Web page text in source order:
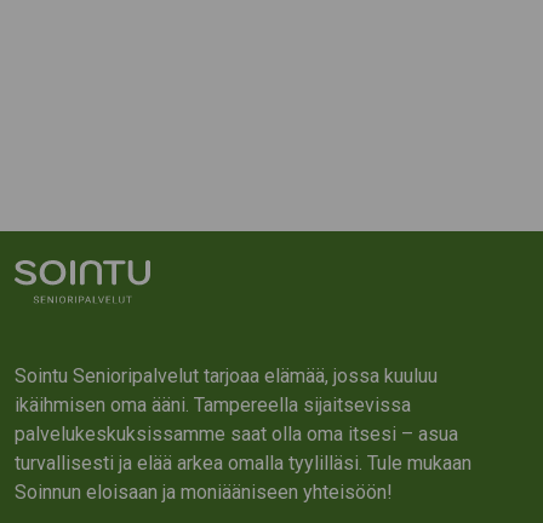
Sointu Senioripalvelut tarjoaa elämää, jossa kuuluu
ikäihmisen oma ääni. Tampereella sijaitsevissa
palvelukeskuksissamme saat olla oma itsesi – asua
turvallisesti ja elää arkea omalla tyylilläsi. Tule mukaan
Soinnun eloisaan ja moniääniseen yhteisöön!